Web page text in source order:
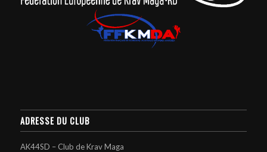
ADRESSE DU CLUB
AK44SD – Club de Krav Maga